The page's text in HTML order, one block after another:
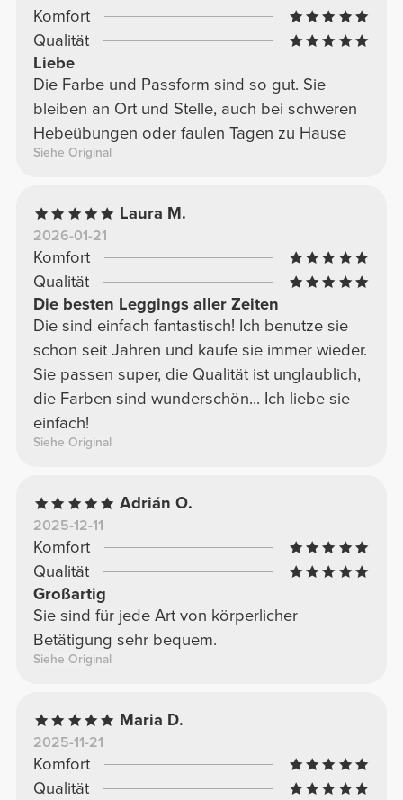
Komfort
Qualität
Liebe
Die Farbe und Passform sind so gut. Sie
bleiben an Ort und Stelle, auch bei schweren
Hebeübungen oder faulen Tagen zu Hause
Siehe Original
Laura M.
2026-01-21
Komfort
Qualität
Die besten Leggings aller Zeiten
Die sind einfach fantastisch! Ich benutze sie
schon seit Jahren und kaufe sie immer wieder.
Sie passen super, die Qualität ist unglaublich,
die Farben sind wunderschön... Ich liebe sie
einfach!
Siehe Original
Adrián O.
2025-12-11
Komfort
Qualität
Großartig
Sie sind für jede Art von körperlicher
Betätigung sehr bequem.
Siehe Original
Maria D.
2025-11-21
Komfort
Qualität